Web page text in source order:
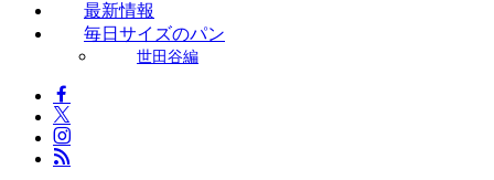
最新情報
毎日サイズのパン
世田谷編